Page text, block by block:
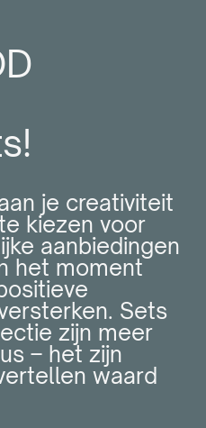
je creativiteit
kiezen voor
aanbiedingen
het moment
Sets
zijn meer
– het zijn
waard